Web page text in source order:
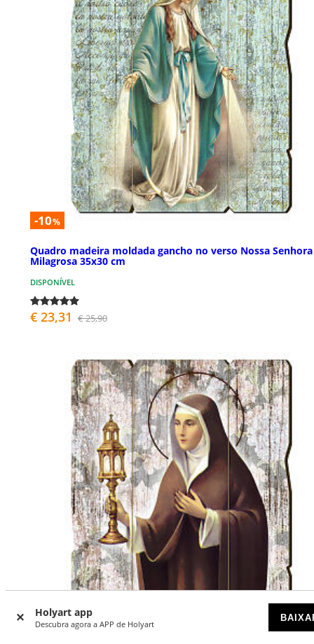
Holyart app
Descubra agora a APP de Holyart
-10%
Quadro madeira moldada gancho no verso Nossa Senhora
Milagrosa 35x30 cm
DISPONÍVEL
€ 23,31 € 25,90